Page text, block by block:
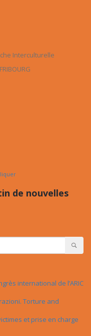
Interculturelle
de nouvelles
international de l’ARIC
Torture and
et prise en charge